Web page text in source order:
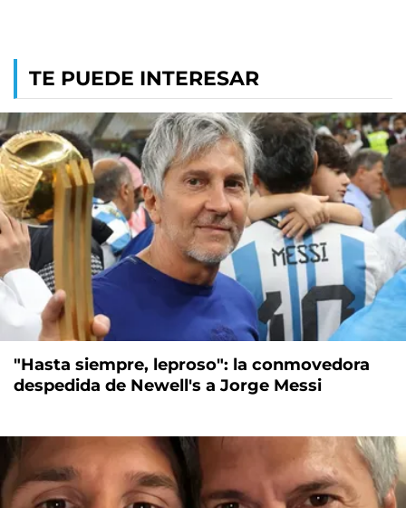
TE PUEDE INTERESAR
"Hasta siempre, leproso": la conmovedora
despedida de Newell's a Jorge Messi